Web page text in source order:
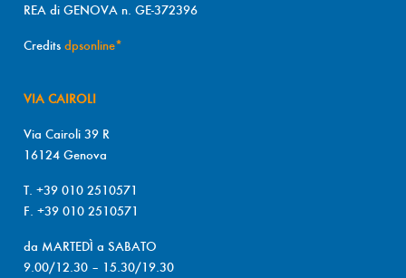
REA di GENOVA n. GE-372396
Credits dpsonline*
VIA CAIROLI
Via Cairoli 39 R
16124 Genova
T. +39 010 2510571
F. +39 010 2510571
da MARTEDÌ a SABATO
9.00/12.30 – 15.30/19.30